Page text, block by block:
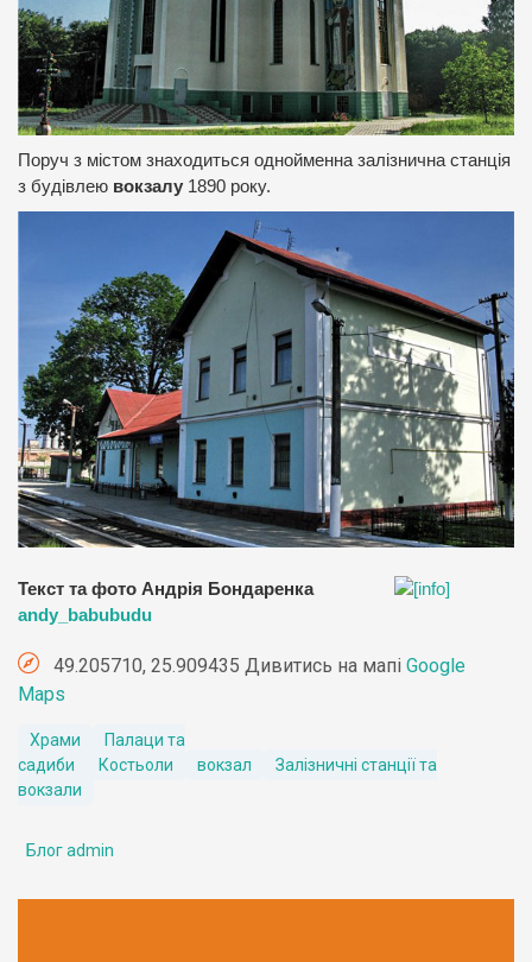
Поруч з містом знаходиться однойменна залізнична станція
з будівлею вокзалу 1890 року.
Текст та фото Андрія Бондаренка
andy_babubudu
49.205710, 25.909435 Дивитись на мапі Google
Maps
Храми
Палаци та
садиби
Костьоли вокзал
Залізничні станції та
вокзали
Блог admin